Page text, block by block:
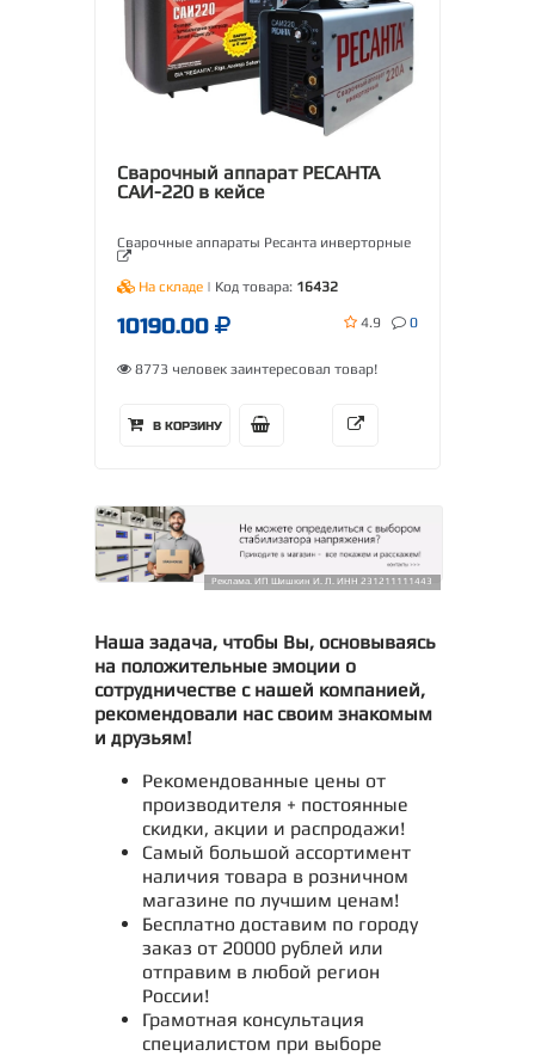
Сварочный аппарат РЕСАНТА
САИ-220 в кейсе
Сварочные аппараты Ресанта инверторные
На складе | Код товара: 16432
10190.00 4.9 0
8773 человек заинтересовал товар!
В КОРЗИНУ
Реклама. ИП Шишкин И. Л. ИНН 231211111443
Наша задача, чтобы Вы, основываясь
на положительные эмоции о
сотрудничестве с нашей компанией,
рекомендовали нас своим знакомым
и друзьям!
Рекомендованные цены от
производителя + постоянные
скидки, акции и распродажи!
Самый большой ассортимент
наличия товара в розничном
магазине по лучшим ценам!
Бесплатно доставим по городу
заказ от 20000 рублей или
отправим в любой регион
России!
Грамотная консультация
специалистом при выборе